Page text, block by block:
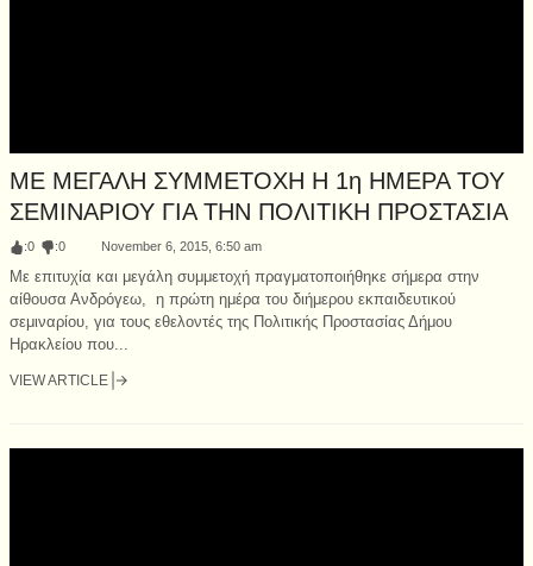
ΜΕ ΜΕΓΑΛΗ ΣΥΜΜΕΤΟΧΗ Η 1η ΗΜΕΡΑ ΤΟΥ
ΣΕΜΙΝΑΡΙΟΥ ΓΙΑ ΤΗΝ ΠΟΛΙΤΙΚΗ ΠΡΟΣΤΑΣΙΑ
:0 :0 November 6, 2015, 6:50 am
Με επιτυχία και μεγάλη συμμετοχή πραγματοποιήθηκε σήμερα στην
αίθουσα Ανδρόγεω, η πρώτη ημέρα του διήμερου εκπαιδευτικού
σεμιναρίου, για τους εθελοντές της Πολιτικής Προστασίας Δήμου
Ηρακλείου που...
VIEW ARTICLE